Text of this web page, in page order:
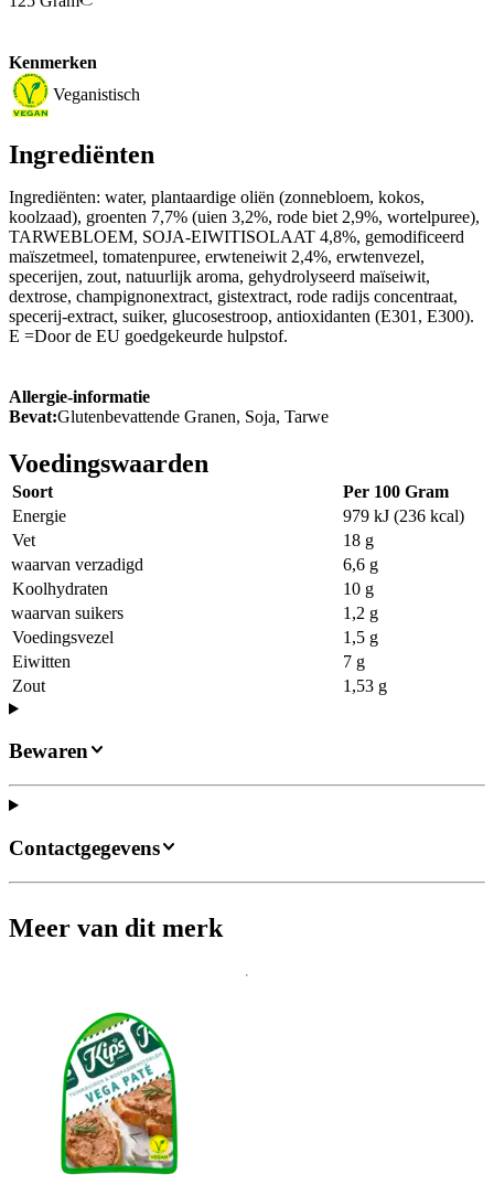
Kenmerken
Veganistisch
Ingrediënten
Ingrediënten: water, plantaardige oliën (zonnebloem, kokos,
koolzaad), groenten 7,7% (uien 3,2%, rode biet 2,9%, wortelpuree),
TARWEBLOEM, SOJA-EIWITISOLAAT 4,8%, gemodificeerd
maïszetmeel, tomatenpuree, erwteneiwit 2,4%, erwtenvezel,
specerijen, zout, natuurlijk aroma, gehydrolyseerd maïseiwit,
dextrose, champignonextract, gistextract, rode radijs concentraat,
specerij-extract, suiker, glucosestroop, antioxidanten (E301, E300).
E =Door de EU goedgekeurde hulpstof.
Allergie-informatie
Bevat:Glutenbevattende Granen, Soja, Tarwe
Voedingswaarden
Soort
Per 100 Gram
Energie
979 kJ (236 kcal)
Vet
18 g
waarvan verzadigd
6,6 g
Koolhydraten
10 g
waarvan suikers
1,2 g
Voedingsvezel
1,5 g
Eiwitten
7 g
Zout
1,53 g
Bewaren
Contactgegevens
Meer van dit merk